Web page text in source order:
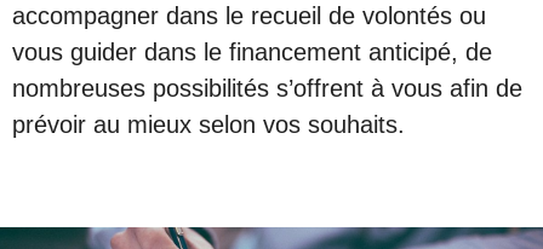
accompagner dans le recueil de volontés ou
vous guider dans le financement anticipé, de
nombreuses possibilités s’offrent à vous afin de
prévoir au mieux selon vos souhaits.